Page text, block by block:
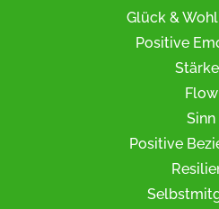
Glück &
Positive
Flow
Sinn
Positive